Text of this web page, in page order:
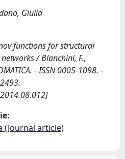
Giulia
functions for structural
/ Blanchini, F.,
- ISSN 0005-1098. -
(Journal article)